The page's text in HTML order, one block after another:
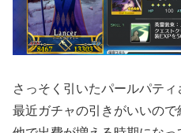
さっそく引いたパールパテ
最近ガチャの引きがいいの